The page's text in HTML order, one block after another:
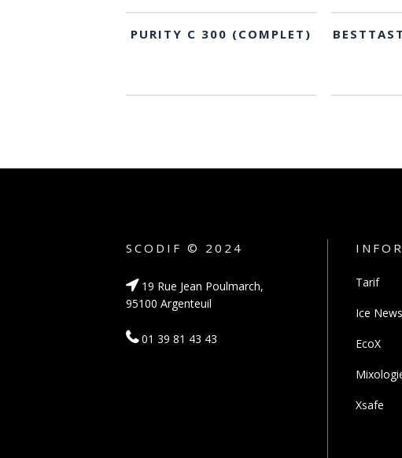
PURITY C 300 (COMPLET)
SCODIF © 2024
19 Rue Jean Poulmarch,
95100 Argenteuil
01 39 81 43 43
Tarif
Ice News
EcoX
Xsafe